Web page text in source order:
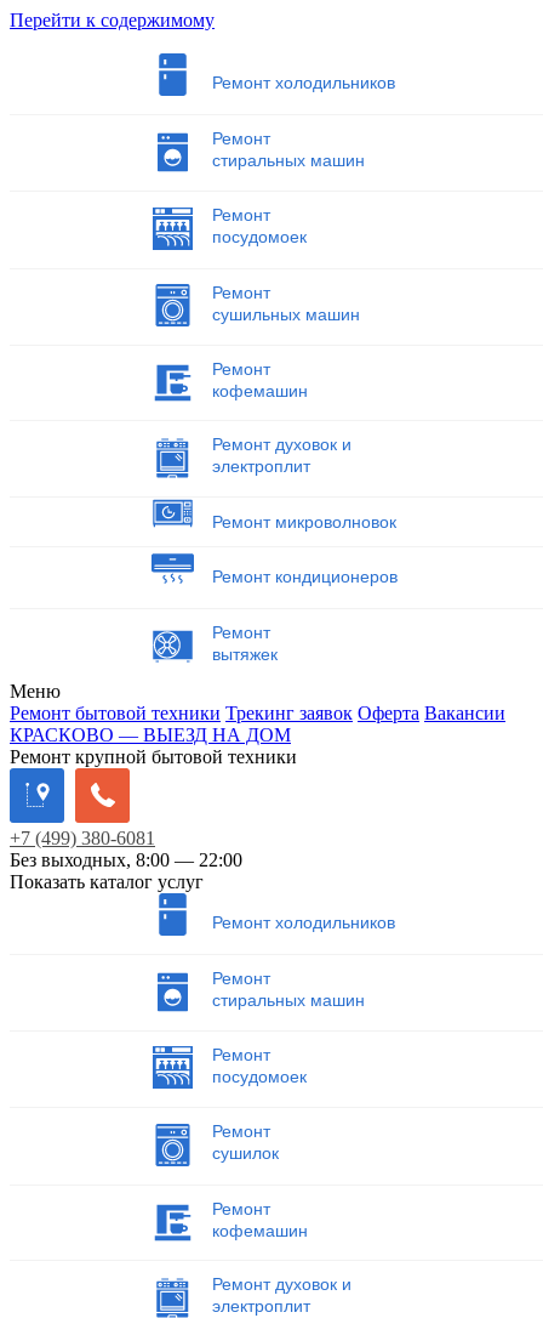
Перейти к содержимому
Ремонт холодильников
Ремонт
стиральных машин
Ремонт
посудомоек
Ремонт
сушильных машин
Ремонт
кофемашин
Ремонт духовок и
электроплит
Ремонт микроволновок
Ремонт кондиционеров
Ремонт
вытяжек
Меню
Ремонт бытовой техники Трекинг заявок Оферта Вакансии
КРАСКОВО — ВЫЕЗД НА ДОМ
Ремонт крупной бытовой техники
+7 (499) 380-6081
Без выходных, 8:00 — 22:00
Показать каталог услуг
Ремонт холодильников
Ремонт
стиральных машин
Ремонт
посудомоек
Ремонт
сушилок
Ремонт
кофемашин
Ремонт духовок и
электроплит